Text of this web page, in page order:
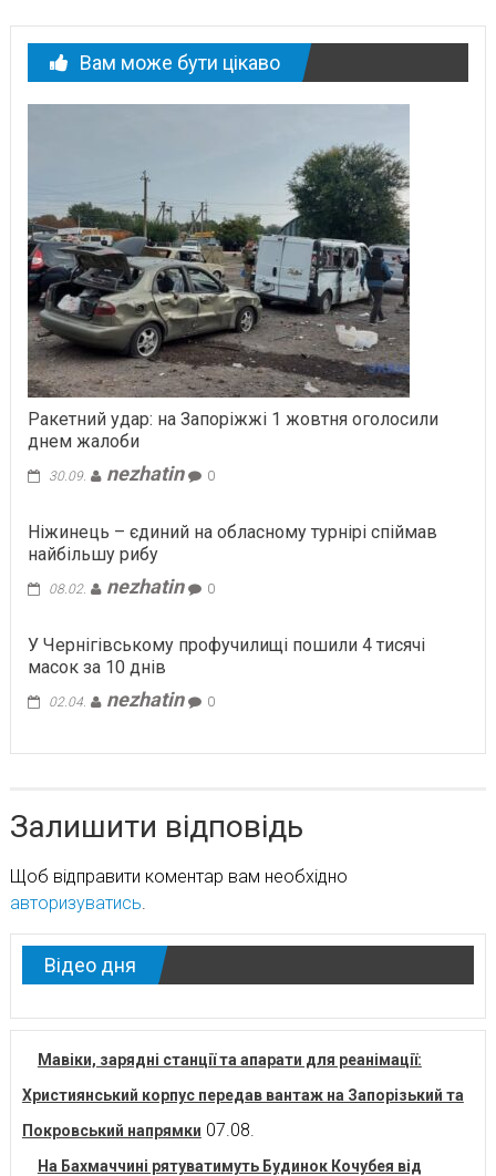
Вам може бути цікаво
Ракетний удар: на Запоріжжі 1 жовтня оголосили
днем жалоби
30.09. nezhatin 0
Ніжинець – єдиний на обласному турнірі спіймав
найбільшу рибу
08.02. nezhatin 0
У Чернігівському профучилищі пошили 4 тисячі
масок за 10 днів
02.04. nezhatin 0
Залишити відповідь
Щоб відправити коментар вам необхідно
авторизуватись
Відео дня
Мавіки, зарядні станції та апарати для реанімації:
Християнський корпус передав вантаж на Запорізький та
Покровський напрямки 07.08.
На Бахмаччині рятуватимуть Будинок Кочубея від